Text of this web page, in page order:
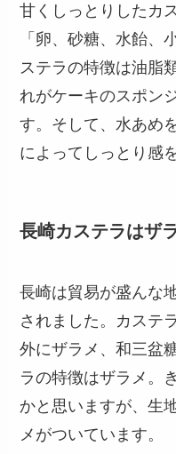
甘くしっとりしたカ
「卵、砂糖、水飴、
ステラの特徴は油脂
れがケーキのスポン
す。そして、水あめ
によってしっとり感
長崎カステラはザ
長崎は貿易が盛んな
されました。カステ
外にザラメ、和三盆
ラの特徴はザラメ。
かと思いますが、生
メがついています。